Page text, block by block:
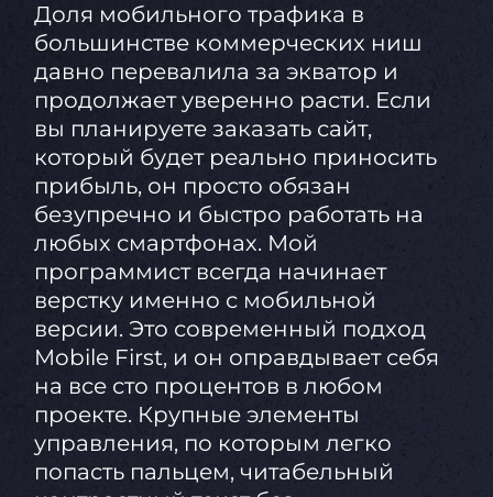
Доля мобильного трафика в
большинстве коммерческих ниш
давно перевалила за экватор и
продолжает уверенно расти. Если
вы планируете заказать сайт,
который будет реально приносить
прибыль, он просто обязан
безупречно и быстро работать на
любых смартфонах. Мой
программист всегда начинает
верстку именно с мобильной
версии. Это современный подход
Mobile First, и он оправдывает себя
на все сто процентов в любом
проекте. Крупные элементы
управления, по которым легко
попасть пальцем, читабельный